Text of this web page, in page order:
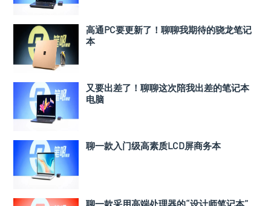
高通PC要更新了！聊聊我期待的骁龙笔记
本
又要出差了！聊聊这次陪我出差的笔记本
电脑
聊一款入门级高素质LCD屏商务本
聊一款采用高端处理器的“设计师笔记本”